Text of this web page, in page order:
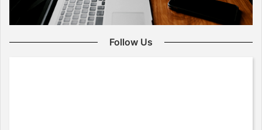
Follow Us